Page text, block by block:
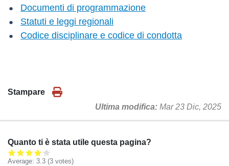
Documenti di programmazione
Statuti e leggi regionali
Codice disciplinare e codice di condotta
Stampare
Ultima modifica Mar 23 Dic, 2025
Quanto ti è stata utile questa pagina?
Average: 3.3 (3 votes)